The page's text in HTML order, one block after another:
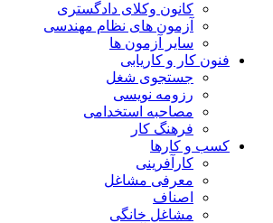
کانون وکلای دادگستری
آزمون های نظام مهندسی
سایر آزمون ها
فنون کار و کاریابی
جستجوی شغل
رزومه نویسی
مصاحبه استخدامی
فرهنگ کار
کسب و کارها
کارآفرینی
معرفی مشاغل
اصناف
مشاغل خانگی